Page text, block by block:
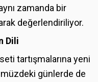
zamanda bir
değerlendiriliyor.
Dili
tartışmalarına yeni
günlerde de